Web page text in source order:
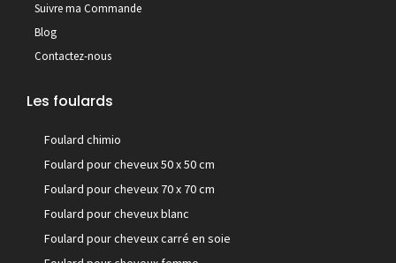
Suivre ma Commande
Blog
Contactez-nous
Les foulards
Foulard chimio
Foulard pour cheveux 50 x 50 cm
Foulard pour cheveux 70 x 70 cm
Foulard pour cheveux blanc
Foulard pour cheveux carré en soie